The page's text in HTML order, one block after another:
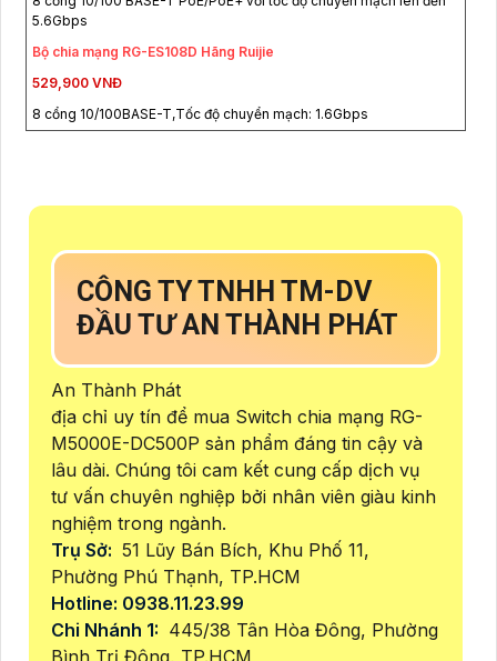
5.6Gbps
Bộ chia mạng RG-ES108D Hãng Ruijie
529,900 VNĐ
8 cổng 10/100BASE-T,Tốc độ chuyển mạch: 1.6Gbps
CÔNG TY TNHH TM-DV
ĐẦU TƯ AN THÀNH PHÁT
An Thành Phát
địa chỉ uy tín để mua Switch chia mạng RG-
M5000E-DC500P sản phẩm đáng tin cậy và
lâu dài. Chúng tôi cam kết cung cấp dịch vụ
tư vấn chuyên nghiệp bởi nhân viên giàu kinh
nghiệm trong ngành.
Trụ Sở: 51 Lũy Bán Bích, Khu Phố 11,
Phường Phú Thạnh, TP.HCM
Hotline: 0938.11.23.99
Chi Nhánh 1: 445/38 Tân Hòa Đông, Phường
Bình Trị Đông, TP.HCM